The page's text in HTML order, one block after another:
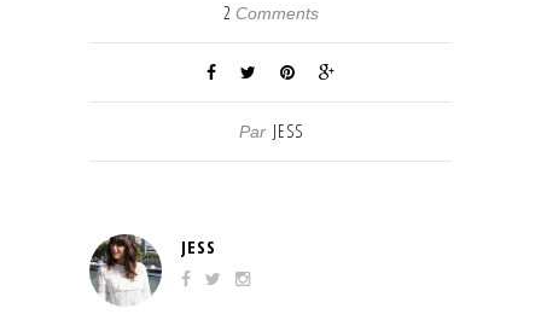
2 Comments
Par JESS
JESS